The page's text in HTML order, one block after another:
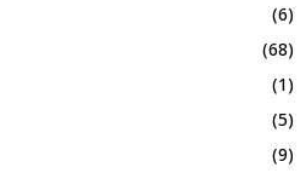
(6)
(68)
(1)
(5)
(9)